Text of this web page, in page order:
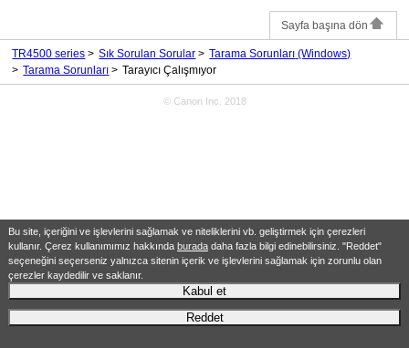
Bu site, içeriğini ve işlevlerini sağlamak ve niteliklerini vb. geliştirmek için çerezleri
kullanır. Çerez kullanımımız hakkında buradadaha fazla bilgi edinebilirsiniz. "Reddet"
seçeneğini seçerseniz yalnızca sitenin içerik ve işlevlerini sağlamak için zorunlu olan
çerezler kaydedilir ve saklanır.
Kabul et
Reddet
Sayfa başına dön
TR4500 series Sık Sorulan Sorular Tarama Sorunları (Windows)
Tarama Sorunları
Tarayıcı Çalışmıyor
© Canon Inc. 2018